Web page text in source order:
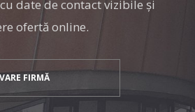
date de contact vizibile şi
ofertă online.
FIRMĂ